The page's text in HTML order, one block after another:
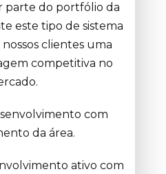
parte do portfólio da
este tipo de sistema
clientes uma
competitiva no
com
da área.
ativo com